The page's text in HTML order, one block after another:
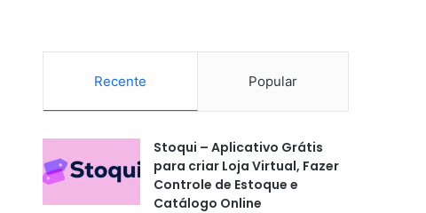
Recente Popular
Stoqui – Aplicativo Grátis
para criar Loja Virtual, Fazer
Controle de Estoque e
Catálogo Online